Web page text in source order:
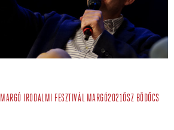
MARGÓ IRODALMI FESZTIVÁL MARGÓ2021ŐSZ BÖDŐCS